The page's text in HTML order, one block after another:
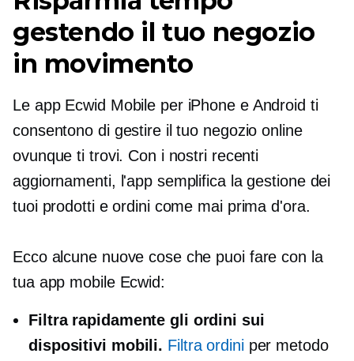
gestendo il tuo negozio
in movimento
Le app Ecwid Mobile per iPhone e Android ti
consentono di gestire il tuo negozio online
ovunque ti trovi. Con i nostri recenti
aggiornamenti, l'app semplifica la gestione dei
tuoi prodotti e ordini come mai prima d'ora.
Ecco alcune nuove cose che puoi fare con la
tua app mobile Ecwid:
Filtra rapidamente gli ordini sui
dispositivi mobili. Filtra ordiniper metodo